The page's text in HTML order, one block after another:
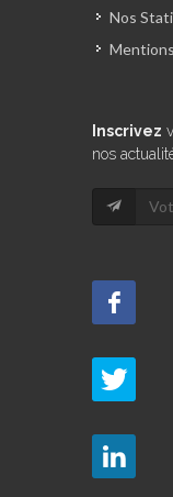
Nos
Inscrivez
nos